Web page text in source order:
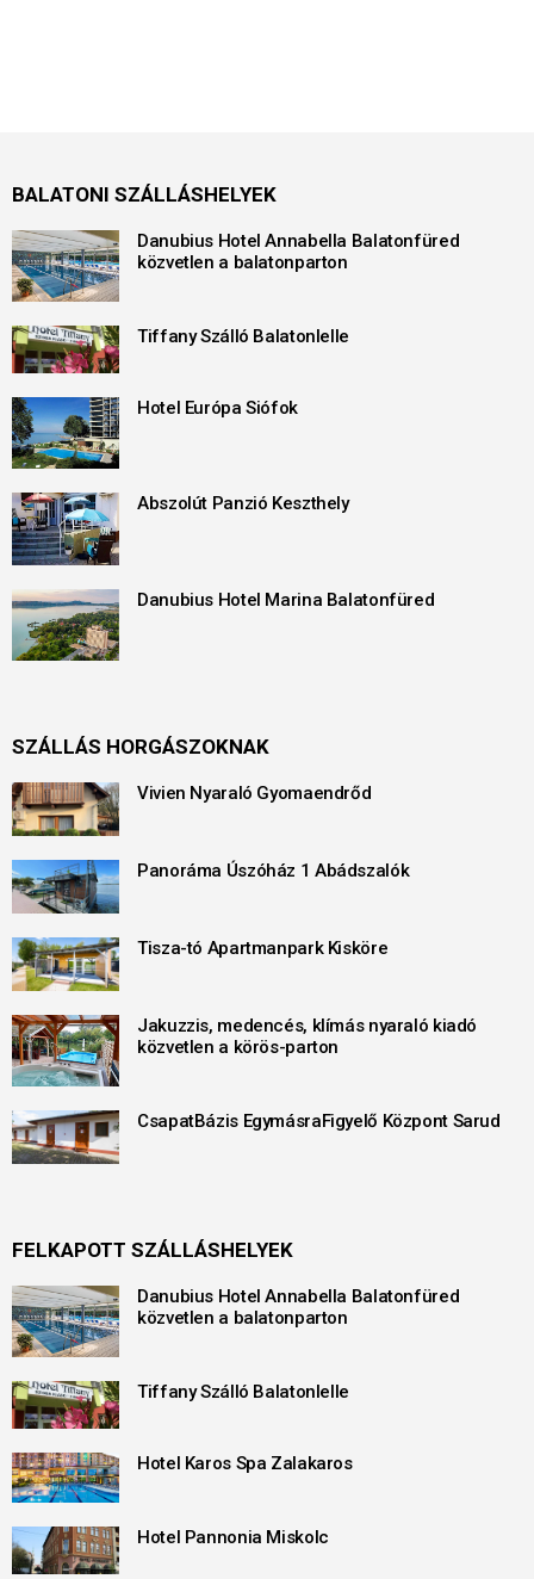
BALATONI SZÁLLÁSHELYEK
Danubius Hotel Annabella Balatonfüred
közvetlen a balatonparton
Tiffany Szálló Balatonlelle
Hotel Európa Siófok
Abszolút Panzió Keszthely
Danubius Hotel Marina Balatonfüred
SZÁLLÁS HORGÁSZOKNAK
Vivien Nyaraló Gyomaendrőd
Panoráma Úszóház 1 Abádszalók
Tisza-tó Apartmanpark Kisköre
Jakuzzis, medencés, klímás nyaraló kiadó
közvetlen a körös-parton
CsapatBázis EgymásraFigyelő Központ Sarud
FELKAPOTT SZÁLLÁSHELYEK
Danubius Hotel Annabella Balatonfüred
közvetlen a balatonparton
Tiffany Szálló Balatonlelle
Hotel Karos Spa Zalakaros
Hotel Pannonia Miskolc